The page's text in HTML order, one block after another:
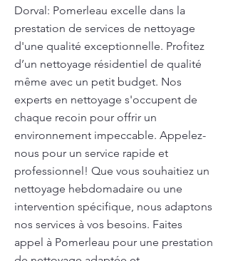
Dorval: Pomerleau excelle dans la
prestation de services de nettoyage
d'une qualité exceptionnelle. Profitez
d’un nettoyage résidentiel de qualité
même avec un petit budget. Nos
experts en nettoyage s'occupent de
chaque recoin pour offrir un
environnement impeccable. Appelez-
nous pour un service rapide et
professionnel! Que vous souhaitiez un
nettoyage hebdomadaire ou une
intervention spécifique, nous adaptons
nos services à vos besoins. Faites
appel à Pomerleau pour une prestation